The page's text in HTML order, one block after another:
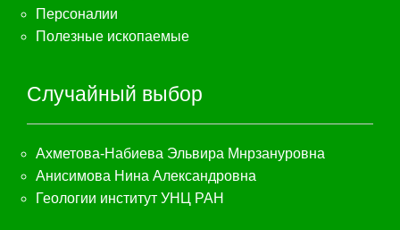
Персоналии
Полезные ископаемые
Случайный выбор
Ахметова-Набиева Эльвира Мнрзануровна
Анисимова Нина Александровна
Геологии институт УНЦ РАН